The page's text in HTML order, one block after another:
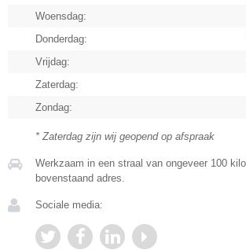
Woensdag:
Donderdag:
Vrijdag:
Zaterdag:
Zondag:
* Zaterdag zijn wij geopend op afspraak
Werkzaam in een straal van ongeveer 100
bovenstaand adres.
Sociale media: